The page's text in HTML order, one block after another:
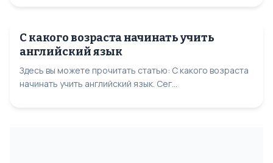
С какого возраста начинать учить
английский язык
Здесь вы можете прочитать статью: С какого возраста
начинать учить английский язык. Сег...